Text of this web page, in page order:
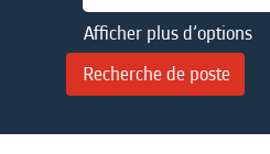
Afficher plus d’options